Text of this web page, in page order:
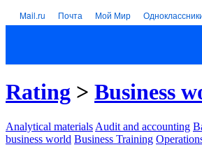
Mail.ru Почта Мой Мир
Rating > Business
Analytical materials Audit and accounting
business world Business Training